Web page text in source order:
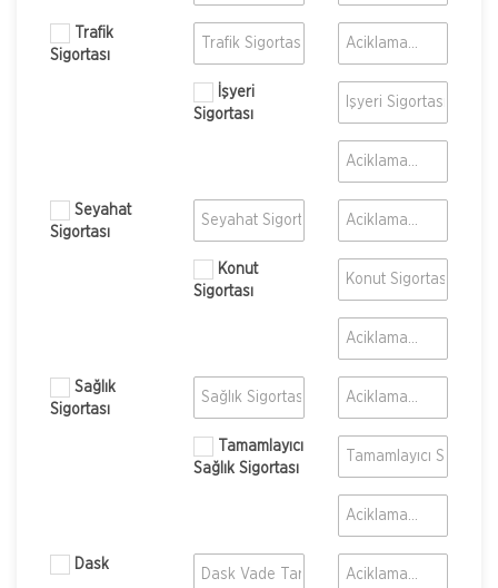
Trafik
Sigortası
İşyeri
Sigortası
Seyahat
Sigortası
Konut
Sigortası
Sağlık
Sigortası
Tamamlayıcı
Sağlık Sigortası
Dask